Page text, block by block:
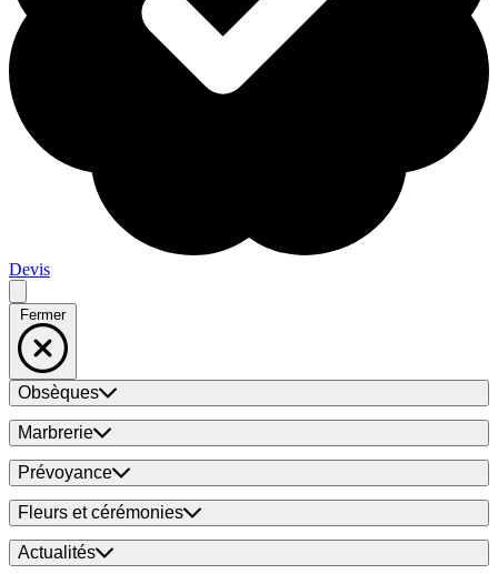
Devis
Fermer
Obsèques
Marbrerie
Prévoyance
Fleurs et cérémonies
Actualités